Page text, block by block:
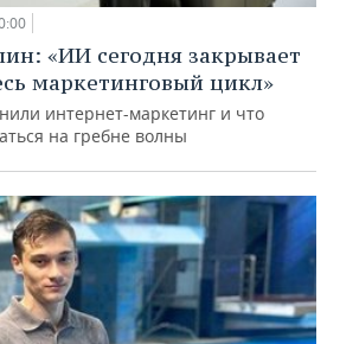
«ИИ сегодня закрывает
маркетинговый цикл»
интернет-маркетинг и что
на гребне волны